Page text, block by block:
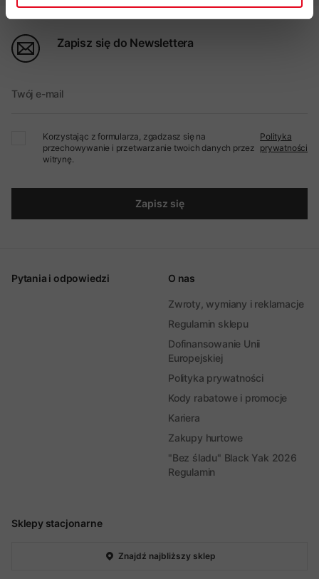
Zapisz się do Newslettera
Twój e-mail
Korzystając z formularza, zgadzasz się na
przechowywanie i przetwarzanie twoich danych przez
witrynę.
Polityka
prywatności
Zapisz się
Sklepy stacjonarne
Znajdź najbliższy sklep
Pytania i odpowiedzi O nas
Zwroty, wymiany i reklamacje
Regulamin sklepu
Dofinansowanie Unii
Europejskiej
Polityka prywatności
Kody rabatowe i promocje
Kariera
Zakupy hurtowe
"Bez śladu" Black Yak 2026
Regulamin